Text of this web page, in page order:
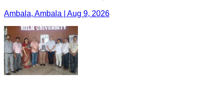
Ambala, Ambala | Aug 9, 2026